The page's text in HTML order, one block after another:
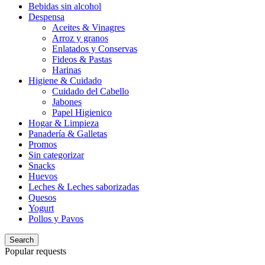
Bebidas sin alcohol
Despensa
Aceites & Vinagres
Arroz y granos
Enlatados y Conservas
Fideos & Pastas
Harinas
Higiene & Cuidado
Cuidado del Cabello
Jabones
Papel Higienico
Hogar & Limpieza
Panadería & Galletas
Promos
Sin categorizar
Snacks
Huevos
Leches & Leches saborizadas
Quesos
Yogurt
Pollos y Pavos
Search
Popular requests